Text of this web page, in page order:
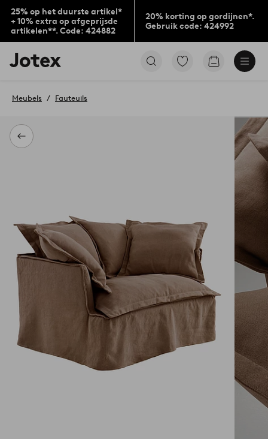
25% op het duurste artikel*
+ 10% extra op afgeprijsde
artikelen**. Code: 424882
20% korting op gordijnen*.
Gebruik code: 424992
Jotex
logo
to
home
page
Ga
Go
Terug
Meubels Fauteuils